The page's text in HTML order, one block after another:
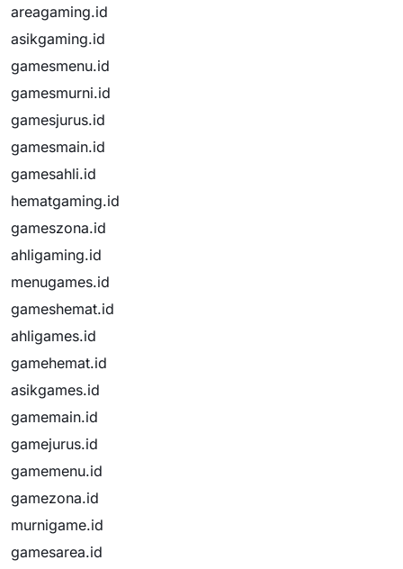
areagaming.id
asikgaming.id
gamesmenu.id
gamesmurni.id
gamesjurus.id
gamesmain.id
gamesahli.id
hematgaming.id
gameszona.id
ahligaming.id
menugames.id
gameshemat.id
ahligames.id
gamehemat.id
asikgames.id
gamemain.id
gamejurus.id
gamemenu.id
gamezona.id
murnigame.id
gamesarea.id